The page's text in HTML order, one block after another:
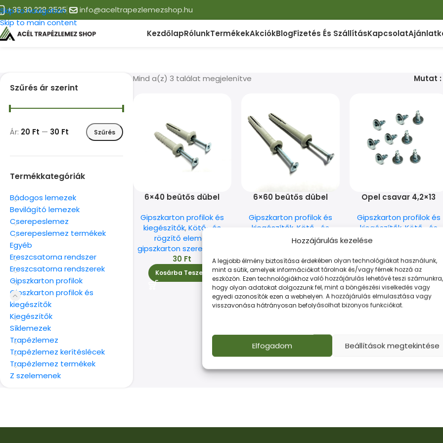
Hozzájárulás kezelése
A legjobb élmény biztosítása érdekében olyan technológiákat használunk,
mint a sütik, amelyek információkat tárolnak és/vagy férnek hozzá az
eszközön. Ezen technológiákhoz való hozzájárulás lehetővé teszi számunkra,
hogy olyan adatokat dolgozzunk fel, mint a böngészési viselkedés vagy
egyedi azonosítók ezen a webhelyen. A hozzájárulás elmulasztása vagy
visszavonása hátrányosan befolyásolhat bizonyos funkciókat.
Elfogadom Beállítások megtekintése
Skip to navigation
Skip to main content
+36 30 228 3525 info@aceltrapezlemezshop.hu
KezdőlapRólunkTermékekAkciókBlogFizetés És SzállításKapcsolat
Szűrés ár szerint
Szűrés
Ár: 20 Ft — 30 Ft
Termékkategóriák
Bádogos lemezek
Bevilágító lemezek
Cserepeslemez
Cserepeslemez termékek
Egyéb
Ereszcsatorna rendszer
Ereszcsatorna rendszerek
Gipszkarton profilok
Gipszkarton profilok és
kiegészítők
Kiegészítők
Síklemezek
Trapézlemez
Trapézlemez kerítéslécek
Trapézlemez termékek
Z szelemenek
Mind a(z) 3 találat megjelenítve Mutat
6×40 beütős dübel
Gipszkarton profilok és
kiegészítők,Kötő- és
rögzítő elemek
gipszkarton szereléshez
30 Ft
Kosárba Teszem
6×60 beütős dübel
Gipszkarton profilok és
kiegészítők, Kötő- és
rögzítő elemek
gipszkarton szereléshez
30Ft
Kosárba Teszem
Opel csavar 4,2×13
Gipszkarton profilok és
kiegészítők, Kötő- és
rögzítő elemek
20Ft
Kosárba Teszem